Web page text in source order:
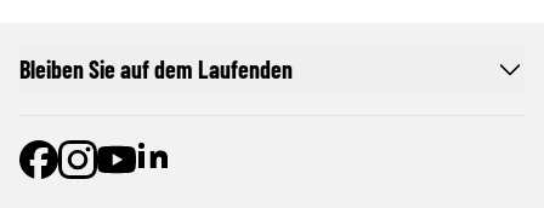
Bleiben Sie auf dem Laufenden